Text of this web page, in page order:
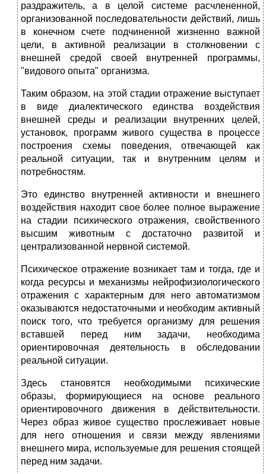
раздражитель, а в целой системе расчлененной,
организованной последовательности действий, лишь
в конечном счете подчиненной жизненно важной
цели, в активной реализации в столкновении с
внешней средой своей внутренней программы,
"видового опыта" организма.
Таким образом, на этой стадии отражение выступает
в виде диалектического единства воздействия
внешней среды и реализации внутренних целей,
установок, программ живого существа в процессе
построения схемы поведения, отвечающей как
реальной ситуации, так и внутренним целям и
потребностям.
Это единство внутренней активности и внешнего
воздействия находит свое более полное выражение
на стадии психического отражения, свойственного
высшим животным с достаточно развитой и
централизованной нервной системой.
Психическое отражение возникает там и тогда, где и
когда ресурсы и механизмы нейрофизиологического
отражения с характерным для него автоматизмом
оказываются недостаточными и необходим активный
поиск того, что требуется организму для решения
вставшей перед ним задачи, необходима
ориентировочная деятельность в обследовании
реальной ситуации.
Здесь становятся необходимыми психические
образы, формирующиеся на основе реального
ориентировочного движения в действительности.
Через образ живое существо прослеживает новые
для него отношения и связи между явлениями
внешнего мира, используемые для решения стоящей
перед ним задачи.